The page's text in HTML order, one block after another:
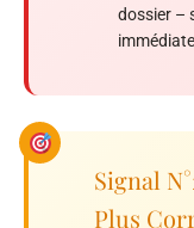
dossier –
Signal
Plus